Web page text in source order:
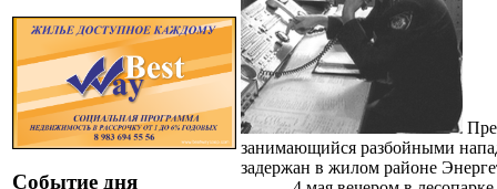
Событие дня
занимающийся разбойными
задержан в жилом районе